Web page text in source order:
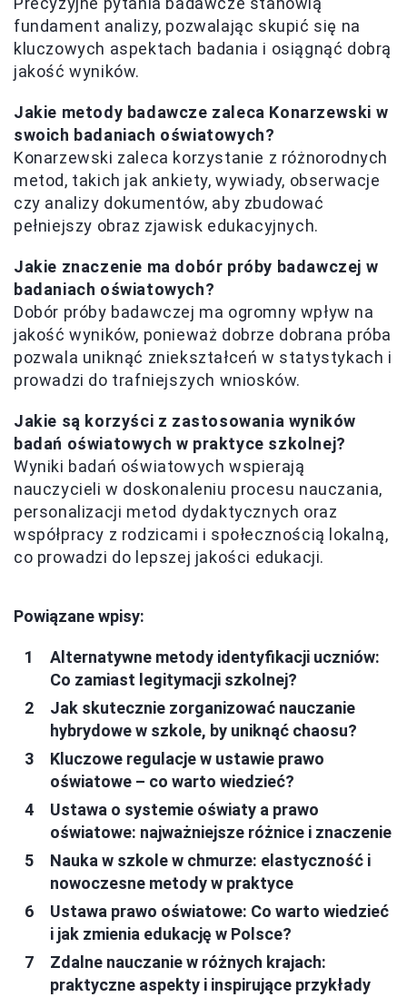
fundament analizy, pozwalając skupić się na
kluczowych aspektach badania i osiągnąć dobrą
jakość wyników.
Jakie metody badawcze zaleca Konarzewski w
swoich badaniach oświatowych?
Konarzewski zaleca korzystanie z różnorodnych
metod, takich jak ankiety, wywiady, obserwacje
czy analizy dokumentów, aby zbudować
pełniejszy obraz zjawisk edukacyjnych.
Jakie znaczenie ma dobór próby badawczej w
badaniach oświatowych?
Dobór próby badawczej ma ogromny wpływ na
jakość wyników, ponieważ dobrze dobrana próba
pozwala uniknąć zniekształceń w statystykach i
prowadzi do trafniejszych wniosków.
Jakie są korzyści z zastosowania wyników
badań oświatowych w praktyce szkolnej?
Wyniki badań oświatowych wspierają
nauczycieli w doskonaleniu procesu nauczania,
personalizacji metod dydaktycznych oraz
współpracy z rodzicami i społecznością lokalną,
co prowadzi do lepszej jakości edukacji.
Powiązane wpisy:
Alternatywne metody identyfikacji uczniów:
Co zamiast legitymacji szkolnej?
Jak skutecznie zorganizować nauczanie
hybrydowe w szkole, by uniknąć chaosu?
Kluczowe regulacje w ustawie prawo
oświatowe – co warto wiedzieć?
Ustawa o systemie oświaty a prawo
oświatowe: najważniejsze różnice i znaczenie
Nauka w szkole w chmurze: elastyczność i
nowoczesne metody w praktyce
Ustawa prawo oświatowe: Co warto wiedzieć
i jak zmienia edukację w Polsce?
Zdalne nauczanie w różnych krajach:
praktyczne aspekty i inspirujące przykłady